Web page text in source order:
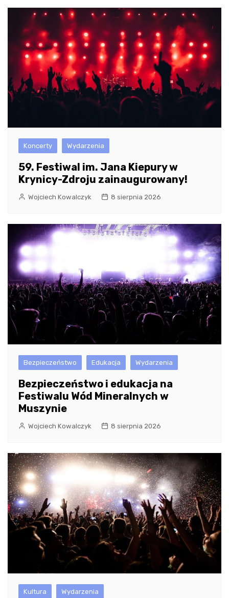
Koncerty Wydarzenia
59. Festiwal im. Jana Kiepury w
Krynicy-Zdroju zainaugurowany!
Wojciech Kowalczyk 8 sierpnia 2026
Bezpieczeństwo Edukacja Wydarzenia
Bezpieczeństwo i edukacja na
Festiwalu Wód Mineralnych w
Muszynie
Wojciech Kowalczyk 8 sierpnia 2026
Kultura Wydarzenia